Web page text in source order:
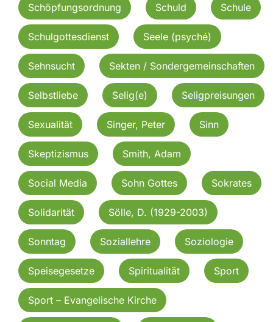
Schöpfungsordnung Schuld Schule
Schulgottesdienst Seele (psyché)
Sehnsucht Sekten / Sondergemeinschaften
Selbstliebe Selig(e) Seligpreisungen
Sexualität Singer, Peter Sinn
Skeptizismus Smith, Adam
Social Media Sohn Gottes Sokrates
Solidarität Sölle, D. (1929-2003)
Sonntag Soziallehre Soziologie
Speisegesetze Spiritualität Sport
Sport – Evangelische Kirche